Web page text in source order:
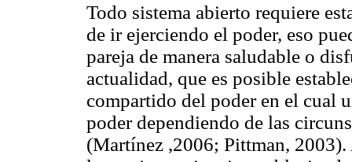
Todo sistema abierto requiere
de ir ejerciendo el poder, eso
pareja de manera saludable o
actualidad, que es posible
compartido del poder en el cual
poder dependiendo de las
(Martínez ,2006; Pittman,